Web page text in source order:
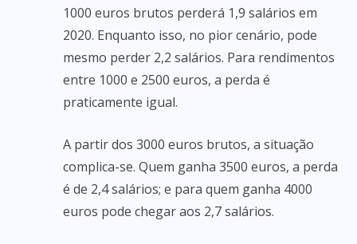
1000 euros brutos perderá 1,9 salários em
2020. Enquanto isso, no pior cenário, pode
mesmo perder 2,2 salários. Para rendimentos
entre 1000 e 2500 euros, a perda é
praticamente igual.
A partir dos 3000 euros brutos, a situação
complica-se. Quem ganha 3500 euros, a perda
é de 2,4 salários; e para quem ganha 4000
euros pode chegar aos 2,7 salários.